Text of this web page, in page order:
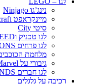
נינג’גו Ninjago
מיינקראפט Minecraft
סיטי City
לגו טכניק וSPEED
לגו פרחים ICONS
מלחמת הכוכבים Starwars
גיבורי על Marvel
לגו חברים FRIENDS
רכיבה על גלגלים